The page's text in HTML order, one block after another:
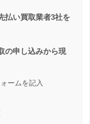
払い買取業者3社を
の申し込みから現
ームを記入